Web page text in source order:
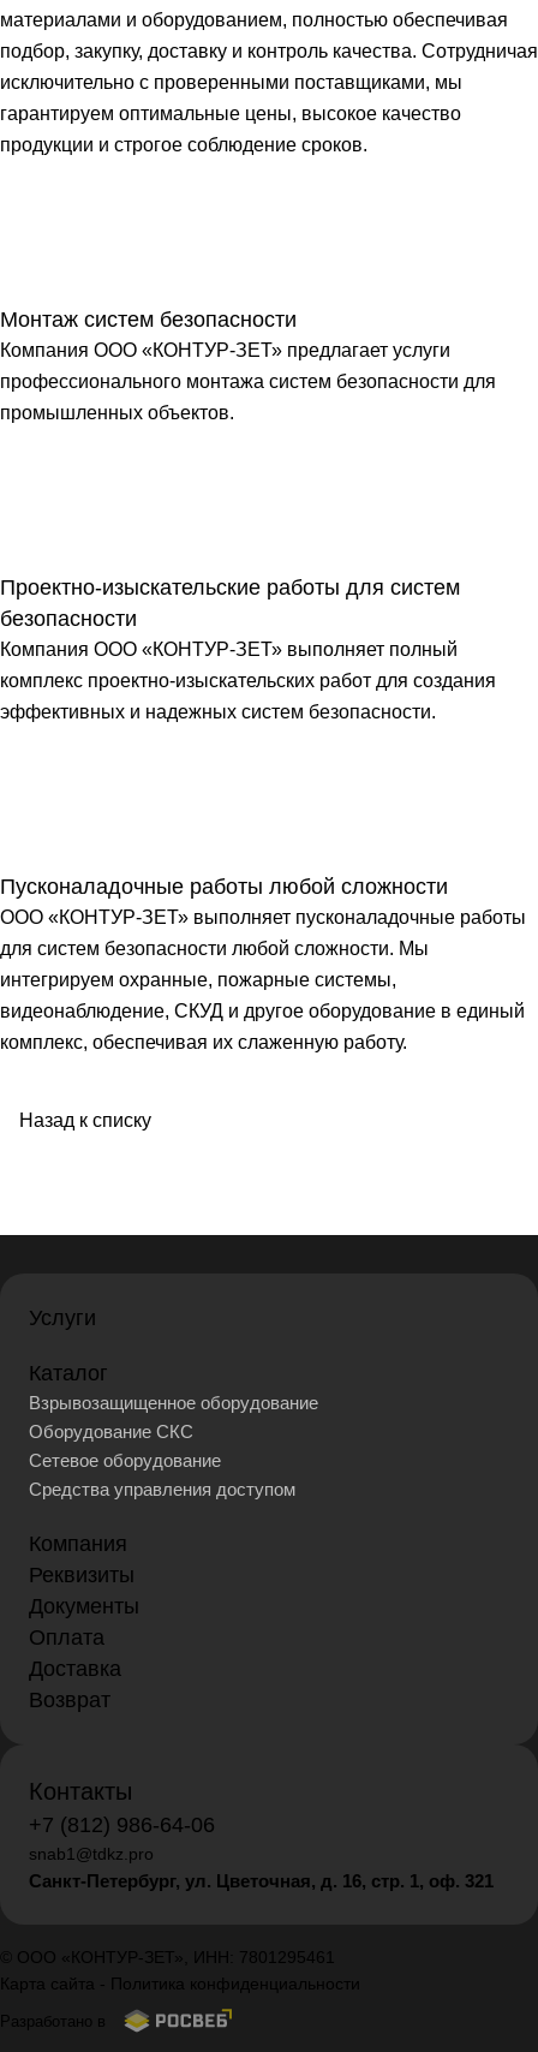
материалами и оборудованием, полностью обеспечивая
подбор, закупку, доставку и контроль качества. Сотрудничая
исключительно с проверенными поставщиками, мы
гарантируем оптимальные цены, высокое качество
продукции и строгое соблюдение сроков.
Монтаж систем безопасности
Компания ООО «КОНТУР-ЗЕТ» предлагает услуги
профессионального монтажа систем безопасности для
промышленных объектов.
Проектно-изыскательские работы для систем
безопасности
Компания ООО «КОНТУР-ЗЕТ» выполняет полный
комплекс проектно-изыскательских работ для создания
эффективных и надежных систем безопасности.
Пусконаладочные работы любой сложности
ООО «КОНТУР-ЗЕТ» выполняет пусконаладочные работы
для систем безопасности любой сложности. Мы
интегрируем охранные, пожарные системы,
видеонаблюдение, СКУД и другое оборудование в единый
комплекс, обеспечивая их слаженную работу.
Назад к списку
Услуги
Каталог
Взрывозащищенное оборудование
Оборудование СКС
Сетевое оборудование
Средства управления доступом
Компания
Реквизиты
Документы
Оплата
Доставка
Возврат
Контакты
+7 (812) 986-64-06
snab1@tdkz.pro
Санкт-Петербург, ул. Цветочная, д. 16, стр. 1, оф. 321
© ООО «КОНТУР-ЗЕТ», ИНН: 7801295461
Карта сайта - Политика конфиденциальности
Разработано в